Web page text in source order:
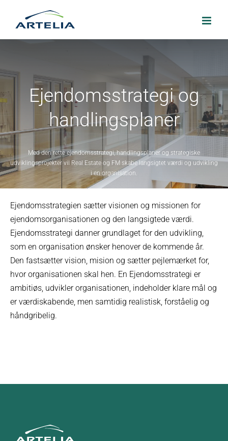
Ejendomsstrategi og
handlingsplaner
Med den rette ejendomsstrategi, handlingsplaner og strategiske
udviklingsprojekter vil Real Estate og FM skabe langsigtet værdi og udvikling
i en organisation.
Ejendomsstrategien sætter visionen og missionen for
ejendomsorganisationen og den langsigtede værdi.
Ejendomsstrategi danner grundlaget for den udvikling,
som en organisation ønsker henover de kommende år.
Den fastsætter vision, mision og sætter pejlemærket for,
hvor organisationen skal hen. En Ejendomsstrategi er
ambitiøs, udvikler organisationen, indeholder klare mål og
er værdiskabende, men samtidig realistisk, forståelig og
håndgribelig.